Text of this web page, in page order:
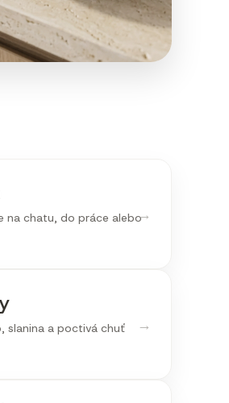
→
na chatu, do práce alebo
→
slanina a poctivá chuť